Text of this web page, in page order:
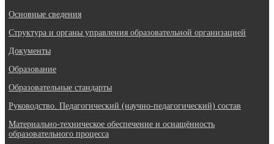
Основные сведения
Структура и органы управления образовательной организацией
Документы
Образование
Образовательные стандарты
Руководство. Педагогический (научно-педагогический) состав
Материально-техническое обеспечение и оснащённость
образовательного процесса